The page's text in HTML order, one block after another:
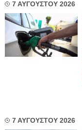
7 ΑΥΓΟΥΣΤΟΥ 2026
7 ΑΥΓΟΥΣΤΟΥ 2026